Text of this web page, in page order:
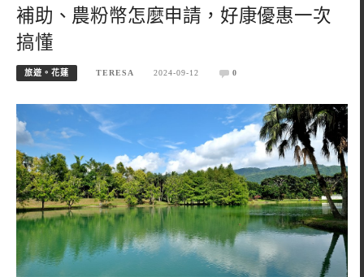
補助、農粉幣怎麼申請，好康優惠一次
搞懂
旅遊。花蓮 TERESA 2024-09-12 0